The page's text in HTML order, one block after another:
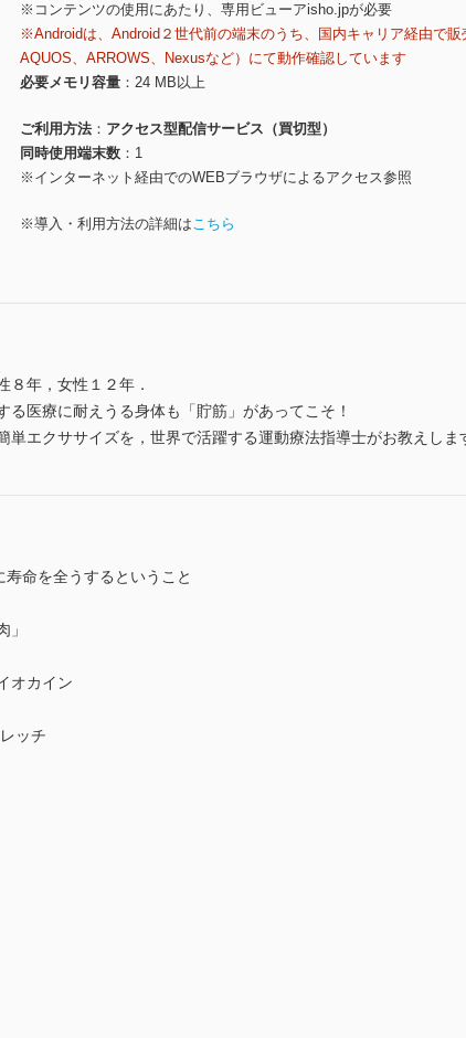
※コンテンツの使用にあたり、専用ビューアisho.jpが必要
※Androidは、Android２世代前の端末のうち、国内キャリア経由で
AQUOS、ARROWS、Nexusなど）にて動作確認しています
必要メモリ容量
24 MB以上
ご利用方法
アクセス型配信サービス（買切型）
同時使用端末数
1
※インターネット経由でのWEBブラウザによるアクセス参照
※導入・利用方法の詳細はこちら
８年，女性１２年．
医療に耐えうる身体も「貯筋」があってこそ！
単エクササイズを，世界で活躍する運動療法指導士がお教えしま
寿命を全うするということ
オカイン
ッチ